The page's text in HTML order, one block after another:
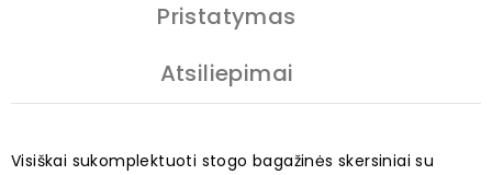
Pristatymas
Atsiliepimai
Visiškai sukomplektuoti stogo bagažinės skersiniai su